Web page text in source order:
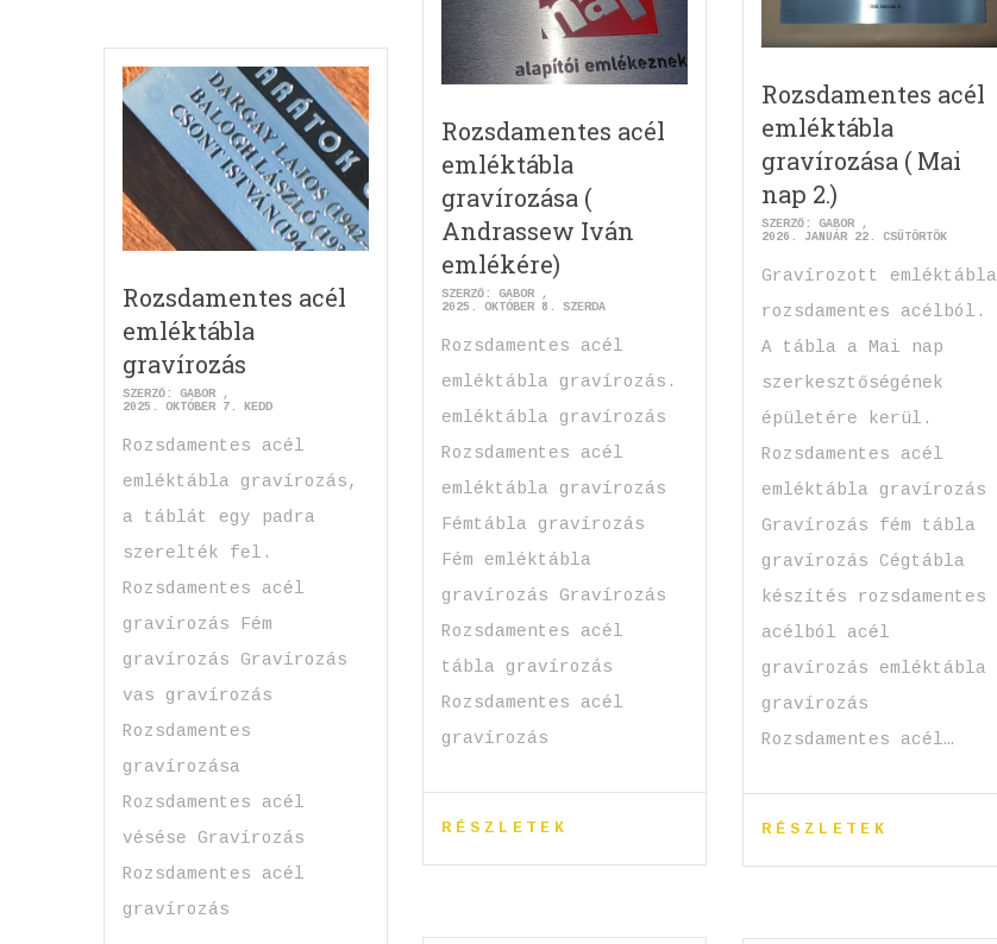
Rozsdamentes acél
emléktábla
gravírozása ( Mai
nap 2.)
SZERZŐ: GABOR
2026. JANUÁR 22. CSÜTÖRTÖK
Gravírozott emléktábla
rozsdamentes acélból.
A tábla a Mai nap
szerkesztőségének
épületére kerül.
Rozsdamentes acél
emléktábla gravírozás
Gravírozás fém tábla
gravírozás Cégtábla
készítés rozsdamentes
acélból acél
gravírozás emléktábla
gravírozás
Rozsdamentes acél…
RÉSZLETEK
Rozsdamentes acél
emléktábla
gravírozása (
Andrassew Iván
emlékére)
SZERZŐ: GABOR
2025. OKTÓBER 8. SZERDA
Rozsdamentes acél
emléktábla gravírozás.
emléktábla gravírozás
Rozsdamentes acél
emléktábla gravírozás
Fémtábla gravírozás
Fém emléktábla
gravírozás Gravírozás
Rozsdamentes acél
tábla gravírozás
Rozsdamentes acél
gravírozás
RÉSZLETEK
Rozsdamentes acél
emléktábla
gravírozás
SZERZŐ: GABOR
2025. OKTÓBER 7. KEDD
Rozsdamentes acél
emléktábla gravírozás,
a táblát egy padra
szerelték fel.
Rozsdamentes acél
gravírozás Fém
gravírozás Gravírozás
vas gravírozás
Rozsdamentes
gravírozása
Rozsdamentes acél
vésése Gravírozás
Rozsdamentes acél
gravírozás